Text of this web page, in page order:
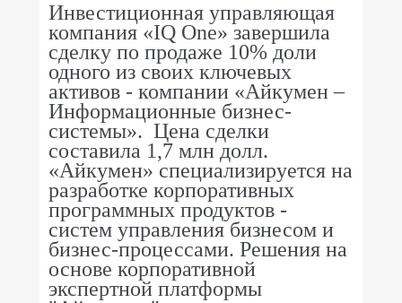
Инвестиционная управляющая
компания «IQ One» завершила
сделку по продаже 10% доли
одного из своих ключевых
активов - компании «Айкумен –
Информационные бизнес-
системы». Цена сделки
составила 1,7 млн долл.
«Айкумен» специализируется на
разработке корпоративных
программных продуктов -
систем управления бизнесом и
бизнес-процессами. Решения на
основе корпоративной
экспертной платформы